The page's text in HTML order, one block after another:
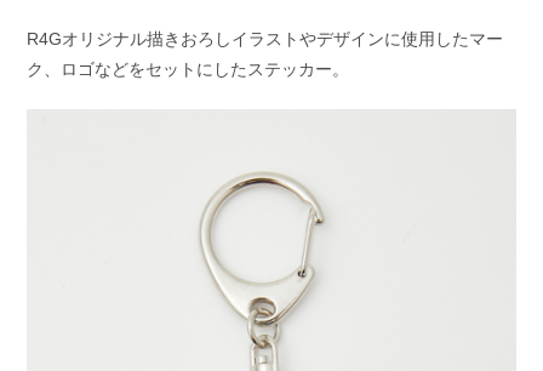
R4Gオリジナル描きおろしイラストやデザインに使用したマー
ク、ロゴなどをセットにしたステッカー。